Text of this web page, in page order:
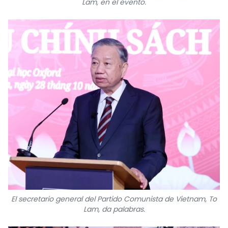
Lam, en el evento.
El secretario general del Partido Comunista de Vietnam, To
Lam, da palabras.